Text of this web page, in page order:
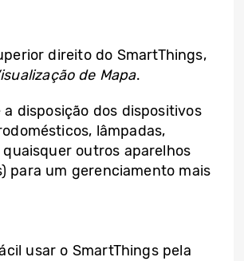
direito do SmartThings,
de Mapa.
a disposição dos dispositivos
lâmpadas,
outros aparelhos
para um gerenciamento mais
usar o SmartThings pela